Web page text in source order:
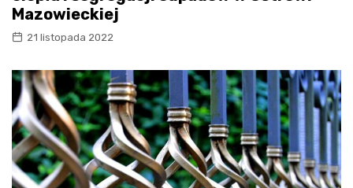
Mazowieckiej
21 listopada 2022